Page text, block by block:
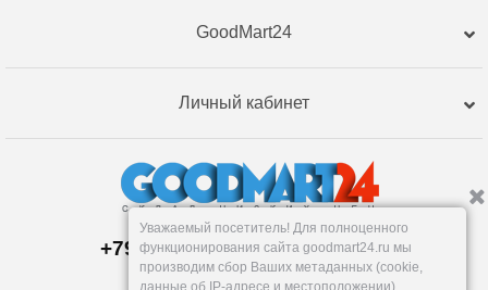
GoodMart24
Личный кабинет
+79120359762, +79120359761
Пункт выдачи:
Тюмень ,Республики, 255к2
Уважаемый посетитель! Для полноценного
функционирования сайта goodmart24.ru мы
производим сбор Ваших метаданных (cookie,
данные об IP-адресе и местоположении).